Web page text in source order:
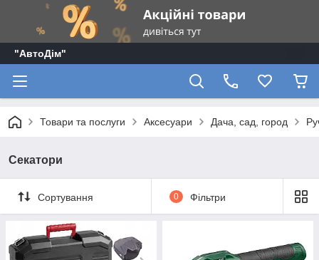
"АвтоДім"
Товари та послуги Аксесуари Дача, сад, город
Секатори
Сортування 0 Фільтри